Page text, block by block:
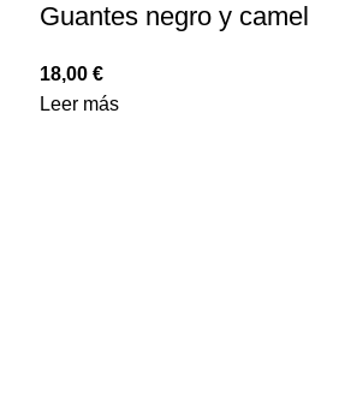
Guantes negro y camel
18,00 €
Leer más